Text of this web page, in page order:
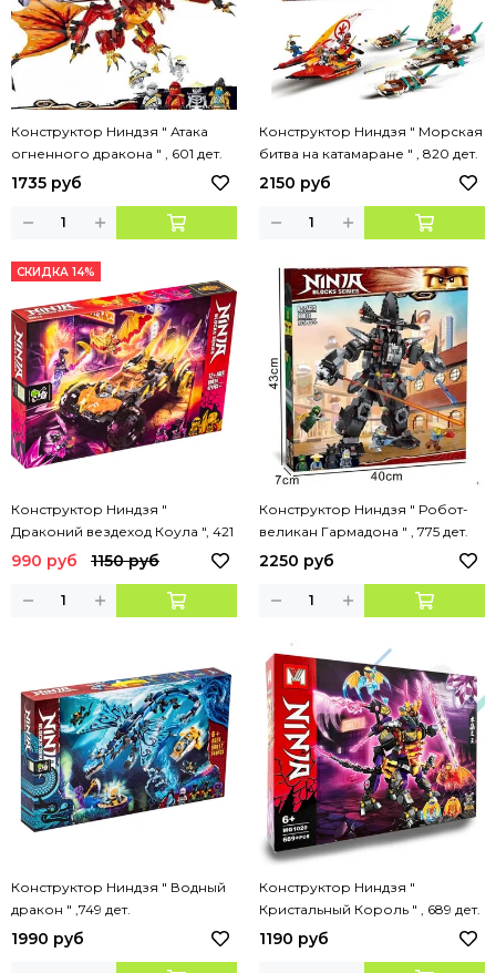
Конструктор Ниндзя " Атака
огненного дракона " , 601 дет.
1735 руб
Конструктор Ниндзя " Морская
битва на катамаране " , 820 дет.
2150 руб
СКИДКА 14%
Конструктор Ниндзя "
Драконий вездеход Коула ", 421
дет.
990 руб 1150 руб
Конструктор Ниндзя " Робот-
великан Гармадона " , 775 дет.
2250 руб
Конструктор Ниндзя " Водный
дракон " ,749 дет.
1990 руб
Конструктор Ниндзя "
Кристальный Король " , 689 дет.
1190 руб